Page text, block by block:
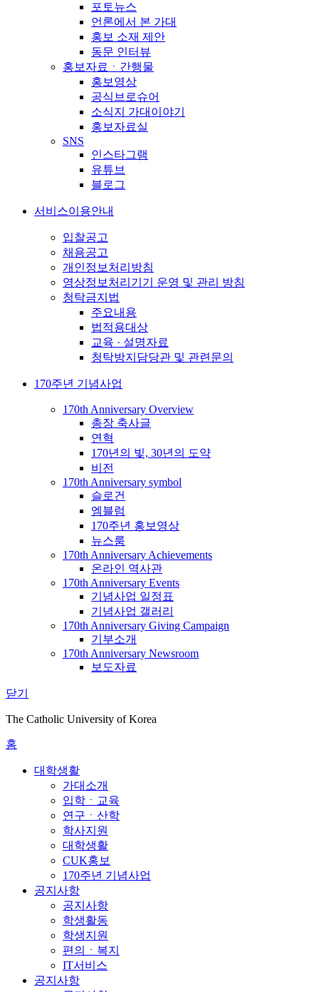
포토뉴스
언론에서 본 가대
홍보 소재 제안
동문 인터뷰
홍보자료ㆍ간행물
홍보영상
공식브로슈어
소식지 가대이야기
홍보자료실
SNS
인스타그램
유튜브
블로그
서비스이용안내
입찰공고
채용공고
개인정보처리방침
영상정보처리기기 운영 및 관리 방침
청탁금지법
주요내용
법적용대상
교육 · 설명자료
청탁방지담당관 및 관련문의
170주년 기념사업
170th Anniversary Overview
총장 축사글
연혁
170년의 빛, 30년의 도약
비전
170th Anniversary symbol
슬로건
엠블럼
170주년 홍보영상
뉴스룸
170th Anniversary Achievements
온라인 역사관
170th Anniversary Events
기념사업 일정표
기념사업 갤러리
170th Anniversary Giving Campaign
기부소개
170th Anniversary Newsroom
보도자료
닫기
The Catholic University of Korea
홈
대학생활
가대소개
입학ㆍ교육
연구ㆍ산학
학사지원
대학생활
CUK홍보
170주년 기념사업
공지사항
공지사항
학생활동
학생지원
편의ㆍ복지
IT서비스
공지사항